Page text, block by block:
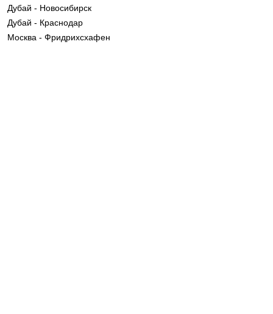
Дубай - Новосибирск
Дубай - Краснодар
Москва - Фридрихсхафен